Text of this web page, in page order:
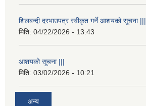
शिलबन्दी दरभाउपत्र स्वीकृत गर्ने आशयको सूचना |||
मिति: 04/22/2026 - 13:43
आशयको सूचना |||
मिति: 03/02/2026 - 10:21
अन्य